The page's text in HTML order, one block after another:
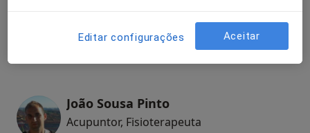
Acupuntor
João Sousa Pinto
Acupuntor, Fisioterapeuta
Editar configurações Aceitar